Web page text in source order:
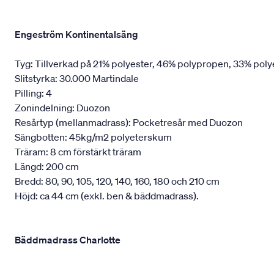
Engeström Kontinentalsäng
Tyg: Tillverkad på 21% polyester, 46% polypropen, 33%
Slitstyrka: 30.000 Martindale
Pilling: 4
Zonindelning: Duozon
Resårtyp (mellanmadrass): Pocketresår med Duozon
Sängbotten: 45kg/m2 polyeterskum
Träram: 8 cm förstärkt träram
Längd: 200 cm
Bredd: 80, 90, 105, 120, 140, 160, 180 och 210 cm
Höjd: ca 44 cm (exkl. ben & bäddmadrass).
Bäddmadrass Charlotte